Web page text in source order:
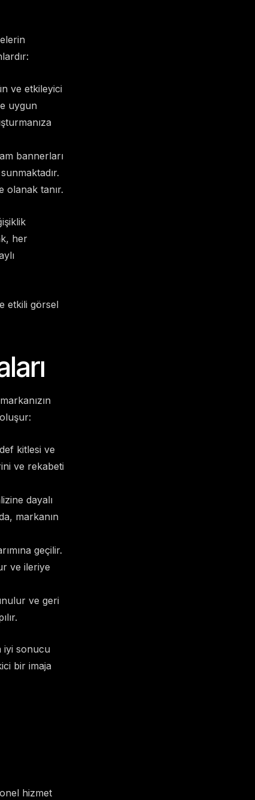
ve etkileyici
uygun
bannerları
olanak tanır.
her
etkili görsel
kitlesi ve
ve rekabeti
dayalı
markanın
geçilir.
ve ileriye
ve geri
iyi sonucu
bir imaja
hizmet